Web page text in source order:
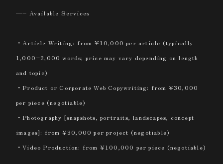
—– Available Services
・Article Writing: from ¥10,000 per article (typically
1,000–2,000 words; price may vary depending on length
and topic)
・Product or Corporate Web Copywriting: from ¥30,000
per piece (negotiable)
・Photography [snapshots, portraits, landscapes, concept
images]: from ¥30,000 per project (negotiable)
・Video Production: from ¥100,000 per piece (negotiable)